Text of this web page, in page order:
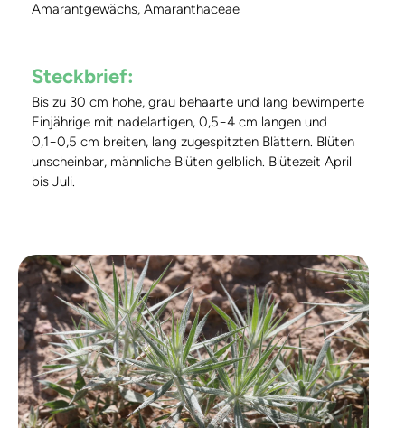
Amarantgewächs, Amaranthaceae
Steckbrief:
Bis zu 30 cm hohe, grau behaarte und lang bewimperte
Einjährige mit nadelartigen, 0,5−4 cm langen und
0,1−0,5 cm breiten, lang zugespitzten Blättern. Blüten
unscheinbar, männliche Blüten gelblich. Blütezeit April
bis Juli.